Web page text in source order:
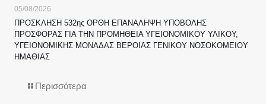
05/08/2026
ΠΡΟΣΚΛΗΣΗ 532ης ΟΡΘΗ ΕΠΑΝΑΛΗΨΗ ΥΠΟΒΟΛΗΣ
ΠΡΟΣΦΟΡΑΣ ΓΙΑ ΤΗΝ ΠΡΟΜΗΘΕΙΑ ΥΓΕΙΟΝΟΜΙΚΟΥ ΥΛΙΚΟΥ,
ΥΓΕΙΟΝΟΜΙΚΗΣ ΜΟΝΑΔΑΣ ΒΕΡΟΙΑΣ ΓΕΝΙΚΟΥ ΝΟΣΟΚΟΜΕΙΟΥ
ΗΜΑΘΙΑΣ
Περισσότερα